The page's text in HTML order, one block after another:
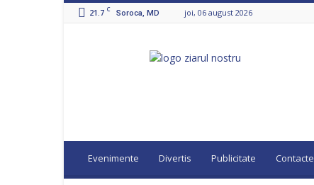
21.7 C Soroca, MD joi, 06 august 2026
Evenimente Divertis Publicitate Contacte